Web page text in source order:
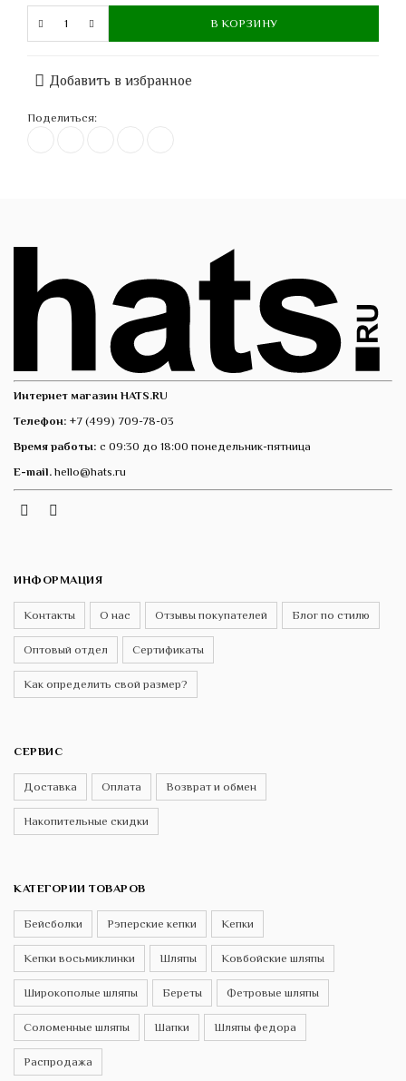
В КОРЗИНУ
Добавить в избранное
Поделиться:
Интернет магазин HATS.RU
Телефон: +7 (499) 709-78-03
Время работы: с 09:30 до 18:00 понедельник-пятница
E-mail. hello@hats.ru
Instagram
ИНФОРМАЦИЯ
Контакты О нас Отзывы покупателей Блог по стилю
Оптовый отдел Сертификаты
Как определить свой размер?
СЕРВИС
Доставка Оплата Возврат и обмен
Накопительные скидки
КАТЕГОРИИ ТОВАРОВ
Бейсболки Рэперские кепки Кепки
Кепки восьмиклинки Шляпы Ковбойские шляпы
Широкополые шляпы Береты Фетровые шляпы
Соломенные шляпы Шапки Шляпы федора
Распродажа